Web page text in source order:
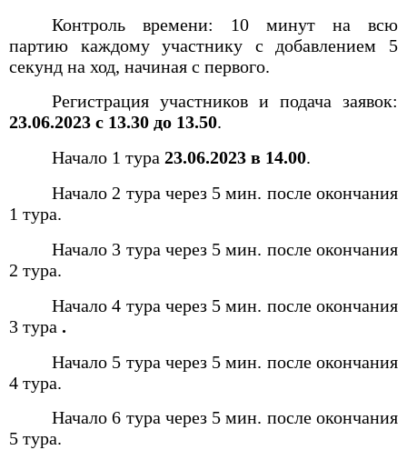
Контроль времени: 10 минут на всю
партию каждому участнику с добавлением 5
секунд на ход, начиная с первого.
Регистрация участников и подача заявок:
23.06.2023 с 13.30 до 13.50.
Начало 1 тура23.06.2023 в 14.00.
Начало 2 тура через 5 мин. после окончания
1 тура.
Начало 3 тура через 5 мин. после окончания
2 тура.
Начало 4 тура через 5 мин. после окончания
3 тура .
Начало 5 тура через 5 мин. после окончания
4 тура.
Начало 6 тура через 5 мин. после окончания
5 тура.